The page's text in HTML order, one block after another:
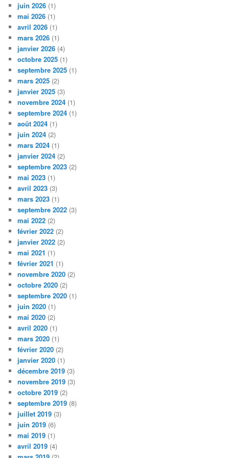
juin 2026 (1)
mai 2026 (1)
avril 2026 (1)
mars 2026 (1)
janvier 2026 (4)
octobre 2025 (1)
septembre 2025 (1)
mars 2025 (2)
janvier 2025 (3)
novembre 2024 (1)
septembre 2024 (1)
août 2024 (1)
juin 2024 (2)
mars 2024 (1)
janvier 2024 (2)
septembre 2023 (2)
mai 2023 (1)
avril 2023 (3)
mars 2023 (1)
septembre 2022 (3)
mai 2022 (2)
février 2022 (2)
janvier 2022 (2)
mai 2021 (1)
février 2021 (1)
novembre 2020 (2)
octobre 2020 (2)
septembre 2020 (1)
juin 2020 (1)
mai 2020 (2)
avril 2020 (1)
mars 2020 (1)
février 2020 (2)
janvier 2020 (1)
décembre 2019 (3)
novembre 2019 (3)
octobre 2019 (2)
septembre 2019 (8)
juillet 2019 (3)
juin 2019 (6)
mai 2019 (1)
avril 2019 (4)